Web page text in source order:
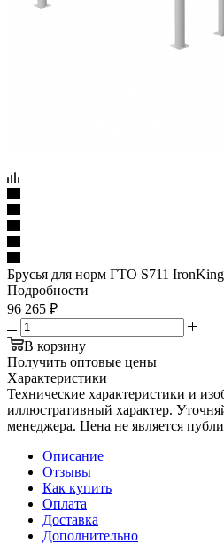
Брусья для норм ГТО S711 IronKing
Подробности
96 265 ₽
В корзину
Получить оптовые цены
Характеристики
Технические характеристики и
иллюстративный характер.
менеджера. Цена не является
Описание
Отзывы
Как купить
Оплата
Доставка
Дополнительно